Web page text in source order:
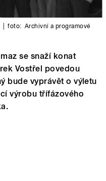
foto: Archivní a programové
se snaží konat
Vostřel povedou
bude vyprávět o výletu
výrobu třífázového